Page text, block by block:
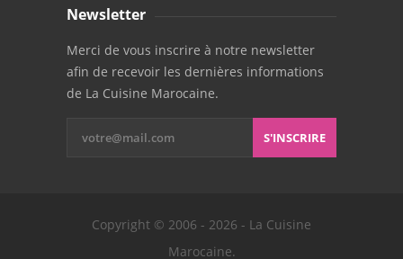
Newsletter
Merci de vous inscrire à notre newsletter
afin de recevoir les dernières informations
de La Cuisine Marocaine.
S'INSCRIRE
Copyright © 2006 - 2026 - La Cuisine
Marocaine.